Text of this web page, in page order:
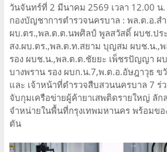
วันจันทร์ที่ 2 มีนาคม 2569 เวลา 12.00
กองบัญชาการตำรวจนครบาล : พล.ต.อ.ส
ผบ.ตร.,พล.ต.ต.นพศิลป์ พูลสวัสดิ์ ผบช.ปร
สง.ผบ.ตร.,พล.ต.ท.สยาม บุญสม ผบช.น.,พ
รอง ผบช.น.,พล.ต.ต.ชัยยะ เพ็ชรปัญญา ผ
บางพราน รอง ผบก.น.7,พ.ต.อ.อัษฎาวุธ ข
และ เจ้าหน้าที่ตำรวจสืบสวนนครบาล 7 ร่
จับกุมเครือข่ายผู้ค้ายาเสพติดรายใหญ่ ลัก
จำหน่ายในพื้นที่กรุงเทพมหานคร พร้อมขอ
ตัน